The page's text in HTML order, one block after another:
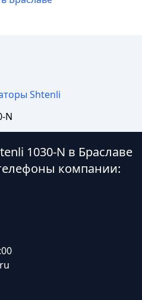
Shtenli
N
1030-N в Браславе
компании: